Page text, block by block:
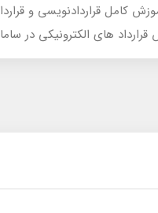
کامل قراردادنویسی و
های الکترونیکی در